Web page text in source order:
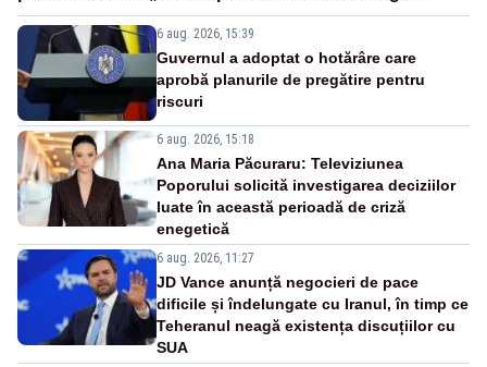
6 aug. 2026, 15:39
Guvernul a adoptat o hotărâre care
aprobă planurile de pregătire pentru
riscuri
6 aug. 2026, 15:18
Ana Maria Păcuraru: Televiziunea
Poporului solicită investigarea deciziilor
luate în această perioadă de criză
enegetică
6 aug. 2026, 11:27
JD Vance anunță negocieri de pace
dificile și îndelungate cu Iranul, în timp ce
Teheranul neagă existența discuțiilor cu
SUA